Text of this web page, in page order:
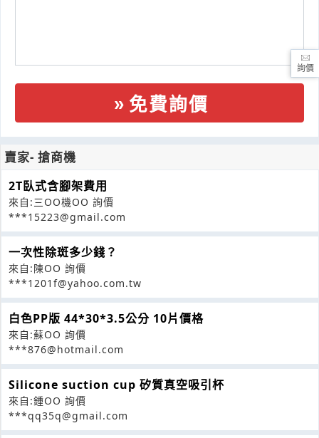
免費詢價
賣家- 搶商機
2T臥式含腳架費用
來自:三OO機OO 詢價
***15223@gmail.com
一次性除斑多少錢？
來自:陳OO 詢價
***1201f@yahoo.com.tw
白色PP版 44*30*3.5公分 10片價格
來自:蘇OO 詢價
***876@hotmail.com
Silicone suction cup 矽質真空吸引杯
來自:鍾OO 詢價
***qq35q@gmail.com
詢價